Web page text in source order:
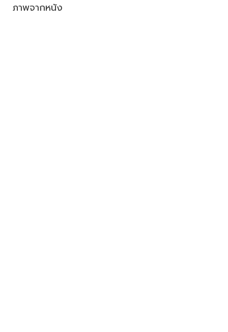
ภาพจากหนัง